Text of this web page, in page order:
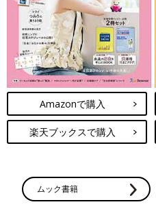
Amazonで購入
楽天ブックスで購入
ムック書籍